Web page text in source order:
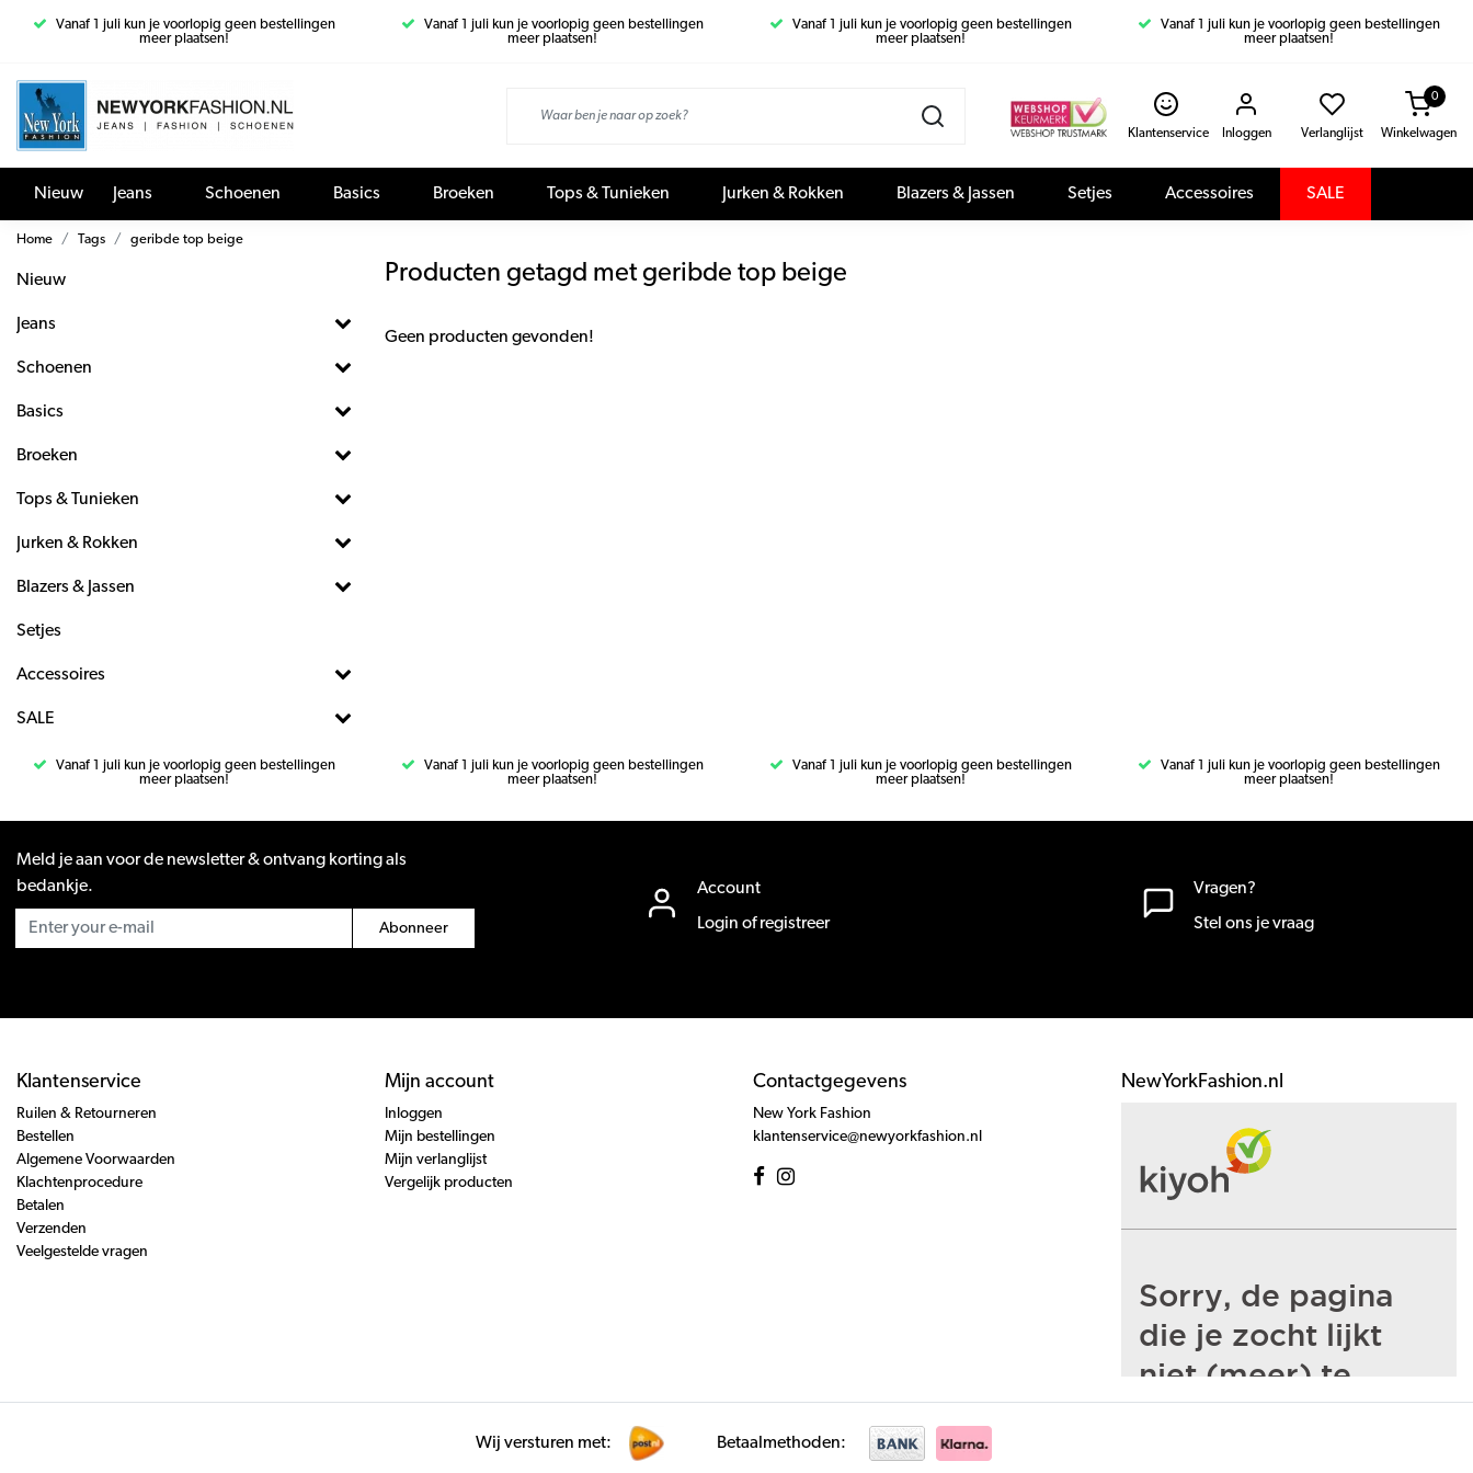
Vanaf 1 juli kun je voorlopig geen bestellingen
meer plaatsen!
Vanaf 1 juli kun je voorlopig geen bestellingen
meer plaatsen!
Vanaf 1 juli kun je voorlopig geen bestellingen
meer plaatsen!
Vanaf 1 juli kun je voorlopig geen bestellingen
meer plaatsen!
Klantenservice Inloggen Verlanglijst Winkelwagen
0
Nieuw Jeans Schoenen Basics Broeken Tops & Tunieken Jurken & Rokken Blazers & Jassen Setjes Accessoires SALE
Home Tags geribde top beige
Nieuw
Jeans
Schoenen
Basics
Broeken
Tops & Tunieken
Jurken & Rokken
Blazers & Jassen
Setjes
Accessoires
SALE
Producten getagd met geribde top beige
Geen producten gevonden!
Vanaf 1 juli kun je voorlopig geen bestellingen
meer plaatsen!
Vanaf 1 juli kun je voorlopig geen bestellingen
meer plaatsen!
Vanaf 1 juli kun je voorlopig geen bestellingen
meer plaatsen!
Vanaf 1 juli kun je voorlopig geen bestellingen
meer plaatsen!
Meld je aan voor de newsletter & ontvang korting als
bedankje.
Abonneer
Account
Login of registreer
Vragen?
Stel ons je vraag
Klantenservice
Ruilen & Retourneren
Bestellen
Algemene Voorwaarden
Klachtenprocedure
Betalen
Verzenden
Veelgestelde vragen
Mijn account
Inloggen
Mijn bestellingen
Mijn verlanglijst
Vergelijk producten
Contactgegevens
New York Fashion
klantenservice@newyorkfashion.nl
NewYorkFashion.nl
Wij versturen met: Betaalmethoden: